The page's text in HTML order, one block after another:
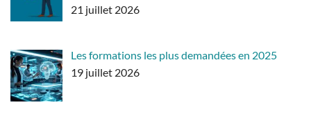
21 juillet 2026
Les formations les plus demandées en 2025
19 juillet 2026